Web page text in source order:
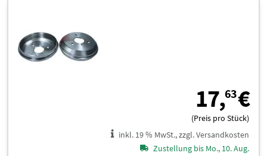
17,63€
(Preis pro Stück)
inkl. 19 % MwSt., zzgl. Versandkosten
Zustellung bis Mo., 10. Aug.